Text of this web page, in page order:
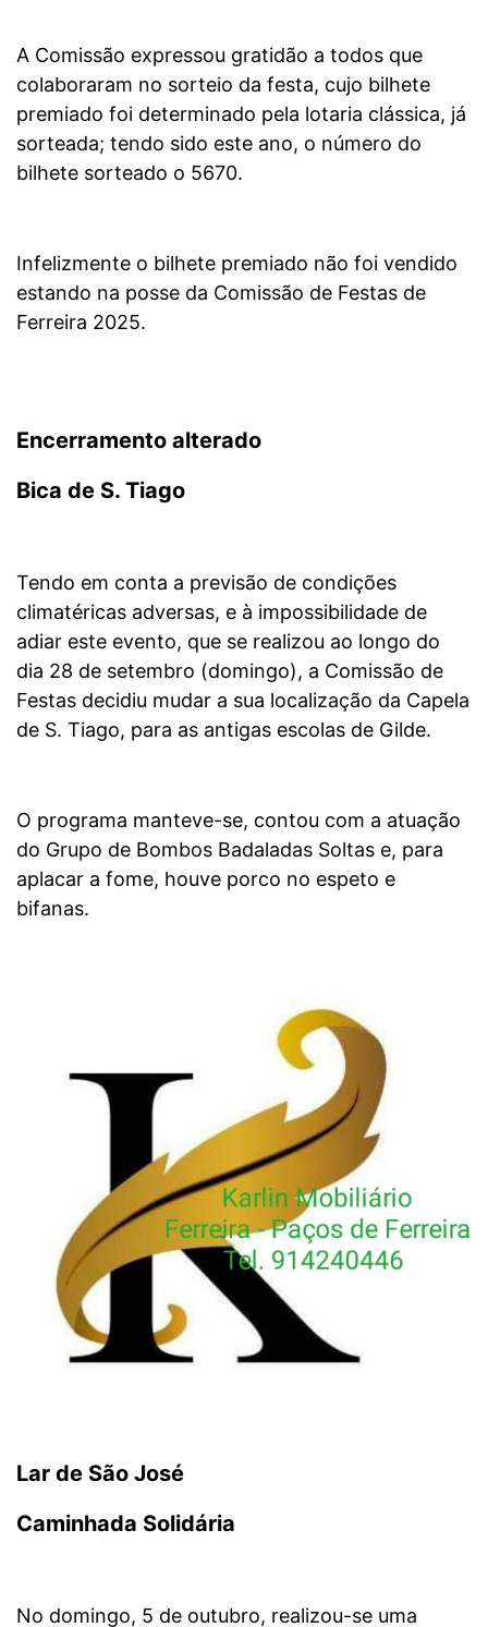
A Comissão expressou gratidão a todos que
colaboraram no sorteio da festa, cujo bilhete
premiado foi determinado pela lotaria clássica, já
sorteada; tendo sido este ano, o número do
bilhete sorteado o 5670.
Infelizmente o bilhete premiado não foi vendido
estando na posse da Comissão de Festas de
Ferreira 2025.
Encerramento alterado
Bica de S. Tiago
Tendo em conta a previsão de condições
climatéricas adversas, e à impossibilidade de
adiar este evento, que se realizou ao longo do
dia 28 de setembro (domingo), a Comissão de
Festas decidiu mudar a sua localização da Capela
de S. Tiago, para as antigas escolas de Gilde.
O programa manteve-se, contou com a atuação
do Grupo de Bombos Badaladas Soltas e, para
aplacar a fome, houve porco no espeto e
bifanas.
Lar de São José
Caminhada Solidária
No domingo, 5 de outubro, realizou-se uma